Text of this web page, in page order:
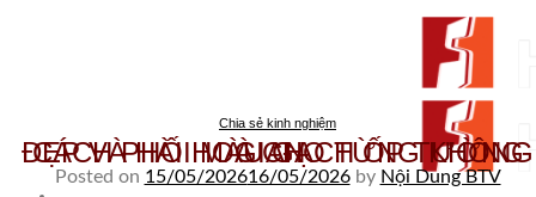
Chia sẻ kinh nghiệm
CÁCH PHỐI MÀU GẠCH ỐP TƯỜNG ĐẸP VÀ HÀI HOÀ CHO TỪNG KHÔNG GIAN
Posted on 15/05/202616/05/2026by Nội Dung BTV